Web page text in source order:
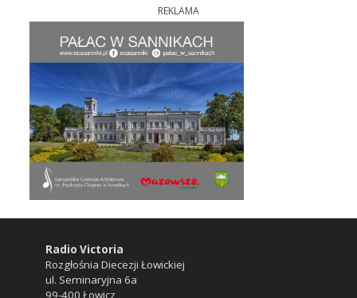
REKLAMA
Radio Victoria
Rozgłośnia Diecezji Łowickiej
ul. Seminaryjna 6a
99-400 Łowicz